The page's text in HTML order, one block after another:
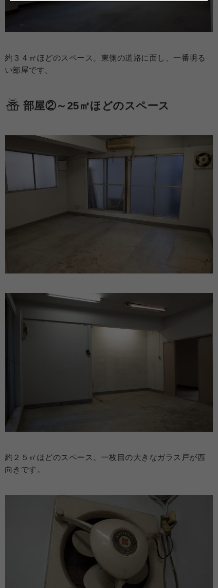
約３４㎡ほどのスペース。東側の道路に面し、一番明る
い部屋です。
部屋②～25㎡ほどのスペース
約２５㎡ほどのスペース。一枚目の大きなガラス戸が西
向きです。